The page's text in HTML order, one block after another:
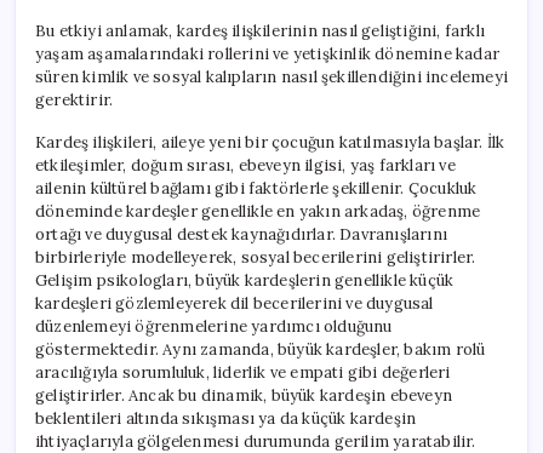
Bu etkiyi anlamak, kardeş ilişkilerinin nasıl geliştiğini, farklı
yaşam aşamalarındaki rollerini ve yetişkinlik dönemine kadar
süren kimlik ve sosyal kalıpların nasıl şekillendiğini incelemeyi
gerektirir.
Kardeş ilişkileri, aileye yeni bir çocuğun katılmasıyla başlar. İlk
etkileşimler, doğum sırası, ebeveyn ilgisi, yaş farkları ve
ailenin kültürel bağlamı gibi faktörlerle şekillenir. Çocukluk
döneminde kardeşler genellikle en yakın arkadaş, öğrenme
ortağı ve duygusal destek kaynağıdırlar. Davranışlarını
birbirleriyle modelleyerek, sosyal becerilerini geliştirirler.
Gelişim psikologları, büyük kardeşlerin genellikle küçük
kardeşleri gözlemleyerek dil becerilerini ve duygusal
düzenlemeyi öğrenmelerine yardımcı olduğunu
göstermektedir. Aynı zamanda, büyük kardeşler, bakım rolü
aracılığıyla sorumluluk, liderlik ve empati gibi değerleri
geliştirirler. Ancak bu dinamik, büyük kardeşin ebeveyn
beklentileri altında sıkışması ya da küçük kardeşin
ihtiyaçlarıyla gölgelenmesi durumunda gerilim yaratabilir.